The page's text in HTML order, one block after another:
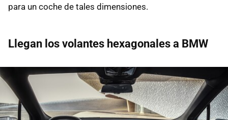
para un coche de tales dimensiones.
Llegan los volantes hexagonales a BMW